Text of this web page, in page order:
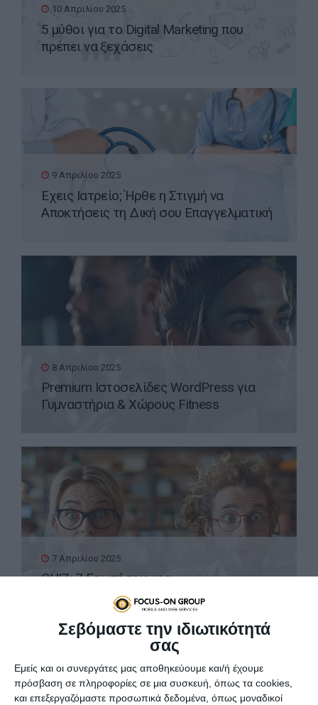
Σεβόμαστε την ιδιωτικότητά
σας
Εμείς και οι συνεργάτες μας αποθηκεύουμε και/ή έχουμε
πρόσβαση σε πληροφορίες σε μια συσκευή, όπως τα cookies,
και επεξεργαζόμαστε προσωπικά δεδομένα, όπως μοναδικοί
10 Απριλίου 2025
5 μύθοι για το Digital Marketing που
πρέπει να ξεχάσεις
9 Απριλίου 2025
Έχεις Ιατρείο; Ήρθε η Στιγμή να
Αποκτήσεις τη Δική σου Επαγγελματική
8 Απριλίου 2025
Premium Ιστοσελίδες WordPress για
Γυμναστήρια & Χώρους Fitness
7 Απριλίου 2025
QUIZ: 7 Ερωτήσεις για
Προγραμματιστές